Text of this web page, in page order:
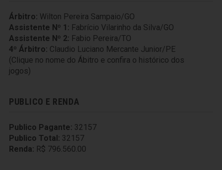
Árbitro: Wilton Pereira Sampaio/GO
Assistente Nº 1: Fabrício Vilarinho da Silva/GO
Assistente Nº 2: Fabio Pereira/TO
4º Árbitro: Claudio Luciano Mercante Junior/PE
(Clique no nome do Ábitro e confira o histórico dos
jogos)
PUBLICO E RENDA
Publico Pagante: 32157
Publico Total: 32157
Renda: R$ 796.560.00